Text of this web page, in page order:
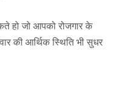
हो जो आपको रोजगार के
की आर्थिक स्थिति भी सुधर